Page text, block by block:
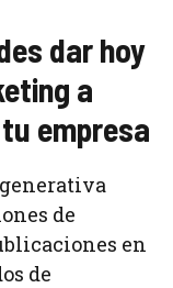
dar hoy
a
empresa
de
en
de